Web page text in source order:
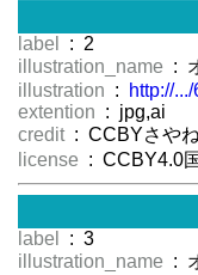
label
: 2
illustration_name :
illustration :
http://
extention : jpg,ai
credit : CCBYさやね
license : CCBY4.0
label
: 3
illustration_name :